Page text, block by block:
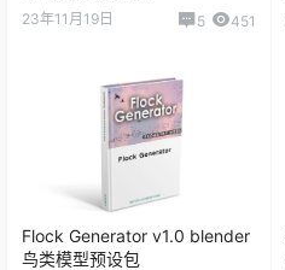
23年11月19日 5 451
Flock Generator v1.0 blender
鸟类模型预设包